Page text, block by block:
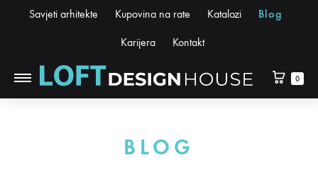
Savjeti arhitekte Kupovina na rate Katalozi Blog
Karijera Kontakt
0
BLOG